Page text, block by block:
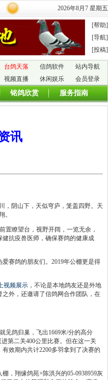
2026年8月7 星期五
[帮助]
[导航]
[投稿]
台鸽天落 信鸽软件
站内导航
视频直播 休闲娱乐 会员登录
铭鸽欣赏 服务指南
讯
，阴山下，天似穹庐，笼盖四野。天
。
瞭望台，视野开阔，一览无余，
抗疫兽医师，确保赛鸽的健康成
赛鸽的朋友们。2019年公棚更是得
视频展示，不论是本地鸽友还是外地
外，还邀请了信鸽网合作团队，在
鸽归巢，飞出1669米/分的高分
第二关400公里比赛。但在这一关
效期内共计2200多羽拿到了决赛的
，翔缘鸽苑+陈洪兴的05-0938959灰